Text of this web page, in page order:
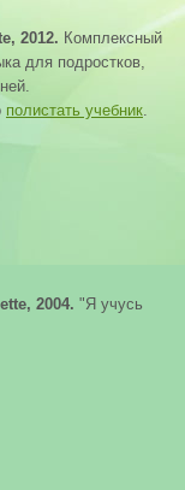
2012. Комплексный
для подростков,
полистать учебник.
2004. "Я учусь